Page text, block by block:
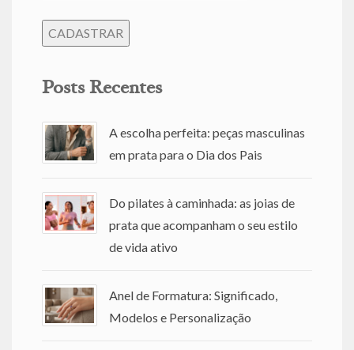
Posts Recentes
A escolha perfeita: peças masculinas
em prata para o Dia dos Pais
Do pilates à caminhada: as joias de
prata que acompanham o seu estilo
de vida ativo
Anel de Formatura: Significado,
Modelos e Personalização